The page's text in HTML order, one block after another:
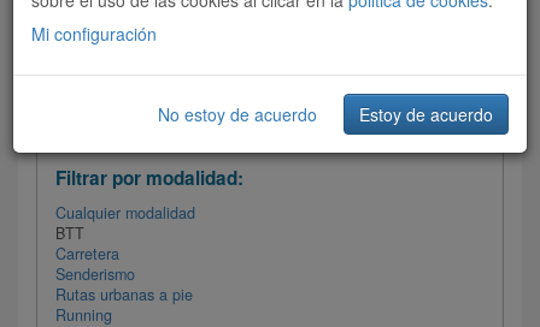
Todas las rutas
Filtrar las rutas
Filtrar por modalidad:
Cualquier modalidad
BTT
Carretera
Senderismo
Rutas urbanas a pie
Running
Mi configuración
No estoy de acuerdo Estoy de acuerdo